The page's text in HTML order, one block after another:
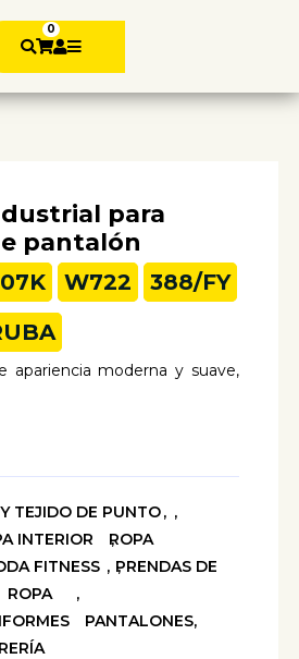
0
para
pantalón
W722 388/FY
apariencia moderna y suave,
TEJIDO DE PUNTO
INTERIOR
ROPA
FITNESS
PRENDAS DE
ROPA
PANTALONES,